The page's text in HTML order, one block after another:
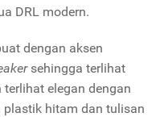
DRL modern.
dengan aksen
sehingga terlihat
elegan dengan
plastik hitam dan tulisan